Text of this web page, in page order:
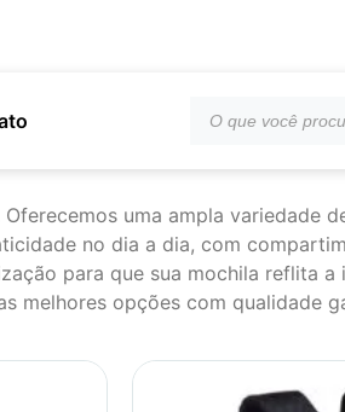
uma ampla variedade
no dia a dia, com
para que sua mochila reflita a
melhores opções com qualidade